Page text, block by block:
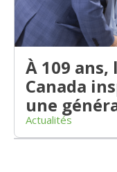
À 109
Canada
une
Actualités